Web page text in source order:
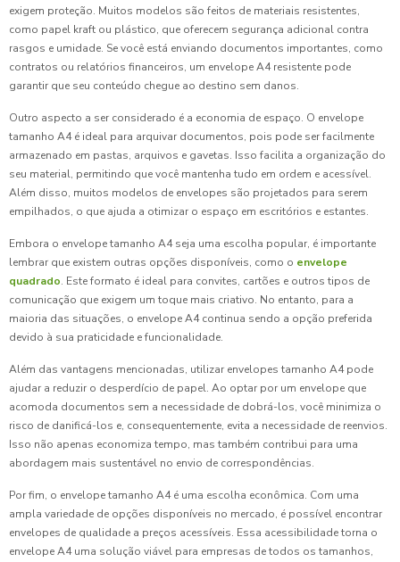
exigem proteção. Muitos modelos são feitos de materiais resistentes,
como papel kraft ou plástico, que oferecem segurança adicional contra
rasgos e umidade. Se você está enviando documentos importantes, como
contratos ou relatórios financeiros, um envelope A4 resistente pode
garantir que seu conteúdo chegue ao destino sem danos.
Outro aspecto a ser considerado é a economia de espaço. O envelope
tamanho A4 é ideal para arquivar documentos, pois pode ser facilmente
armazenado em pastas, arquivos e gavetas. Isso facilita a organização do
seu material, permitindo que você mantenha tudo em ordem e acessível.
Além disso, muitos modelos de envelopes são projetados para serem
empilhados, o que ajuda a otimizar o espaço em escritórios e estantes.
Embora o envelope tamanho A4 seja uma escolha popular, é importante
lembrar que existem outras opções disponíveis, como o envelope
quadrado. Este formato é ideal para convites, cartões e outros tipos de
comunicação que exigem um toque mais criativo. No entanto, para a
maioria das situações, o envelope A4 continua sendo a opção preferida
devido à sua praticidade e funcionalidade.
Além das vantagens mencionadas, utilizar envelopes tamanho A4 pode
ajudar a reduzir o desperdício de papel. Ao optar por um envelope que
acomoda documentos sem a necessidade de dobrá-los, você minimiza o
risco de danificá-los e, consequentemente, evita a necessidade de reenvios.
Isso não apenas economiza tempo, mas também contribui para uma
abordagem mais sustentável no envio de correspondências.
Por fim, o envelope tamanho A4 é uma escolha econômica. Com uma
ampla variedade de opções disponíveis no mercado, é possível encontrar
envelopes de qualidade a preços acessíveis. Essa acessibilidade torna o
envelope A4 uma solução viável para empresas de todos os tamanhos,